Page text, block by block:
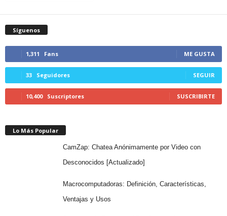
Síguenos
1,311 Fans ME GUSTA
33 Seguidores SEGUIR
10,400 Suscriptores SUSCRIBIRTE
Lo Más Popular
CamZap: Chatea Anónimamente por Video con
Desconocidos [Actualizado]
Macrocomputadoras: Definición, Características,
Ventajas y Usos